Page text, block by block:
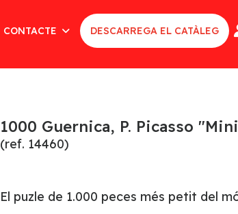
CONTACTE DESCARREGA EL CATÀLEG
1000 Guernica, P. Picasso
(ref. 14460)
El puzle de 1.000 peces més petit del